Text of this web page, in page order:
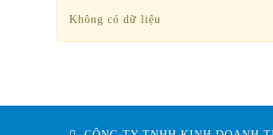
Không có dữ liệu